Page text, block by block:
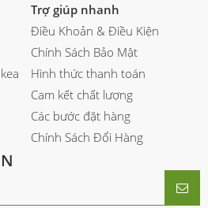
Trợ giúp nhanh
Điều Khoản & Điều Kiện
Chính Sách Bảo Mật
Hình thức thanh toán
Cam kết chất lượng
Các bước đặt hàng
Chính Sách Đổi Hàng